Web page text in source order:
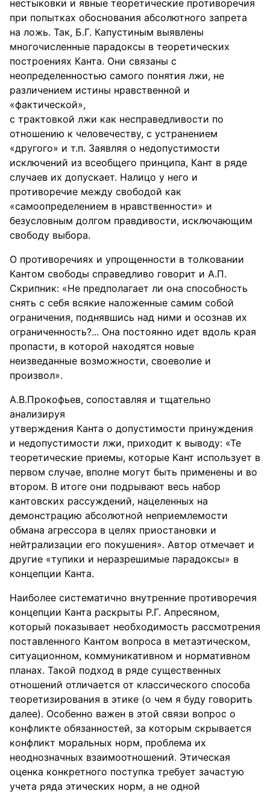
нестыковки и явные теоретические противоречия
при попытках обоснования абсолютного запрета
на ложь. Так, Б.Г. Капустиным выявлены
многочисленные парадоксы в теоретических
построениях Канта. Они связаны с
неопределенностью самого понятия лжи, не
различением истины нравственной и
«фактической»,
с трактовкой лжи как несправедливости по
отношению к человечеству, с устранением
«другого» и т.п. Заявляя о недопустимости
исключений из всеобщего принципа, Кант в ряде
случаев их допускает. Налицо у него и
противоречие между свободой как
«самоопределением в нравственности» и
безусловным долгом правдивости, исключающим
свободу выбора.
О противоречиях и упрощенности в толковании
Кантом свободы справедливо говорит и А.П.
Скрипник: «Не предполагает ли она способность
снять с себя всякие наложенные самим собой
ограничения, поднявшись над ними и осознав их
ограниченность?... Она постоянно идет вдоль края
пропасти, в которой находятся новые
неизведанные возможности, своеволие и
произвол».
А.В.Прокофьев, сопоставляя и тщательно
анализируя
утверждения Канта о допустимости принуждения
и недопустимости лжи, приходит к выводу: «Те
теоретические приемы, которые Кант использует в
первом случае, вполне могут быть применены и во
втором. В итоге они подрывают весь набор
кантовских рассуждений, нацеленных на
демонстрацию абсолютной неприемлемости
обмана агрессора в целях приостановки и
нейтрализации его покушения». Автор отмечает и
другие «тупики и неразрешимые парадоксы» в
концепции Канта.
Наиболее систематично внутренние противоречия
концепции Канта раскрыты Р.Г. Апресяном,
который показывает необходимость рассмотрения
поставленного Кантом вопроса в метаэтическом,
ситуационном, коммуникативном и нормативном
планах. Такой подход в ряде существенных
отношений отличается от классического способа
теоретизирования в этике (о чем я буду говорить
далее). Особенно важен в этой связи вопрос о
конфликте обязанностей, за которым скрывается
конфликт моральных норм, проблема их
неоднозначных взаимоотношений. Этическая
оценка конкретного поступка требует зачастую
учета ряда этических норм, а не одной